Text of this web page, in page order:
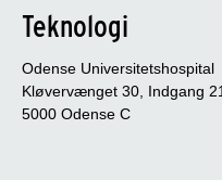
Teknologi
Odense Universitetshospital
Kløvervænget 30, Indgang
5000 Odense C